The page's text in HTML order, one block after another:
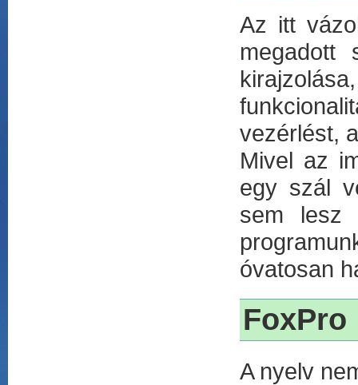
Az itt
megadott
vezérlést,
Mivel az
egy szál
sem lesz
óvatosan
FoxPro
A nyelv